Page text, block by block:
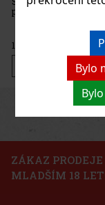
Bylo
Joya de
příchutí kořeněného
132
ZÁKAZ
MLADŠÍM 18